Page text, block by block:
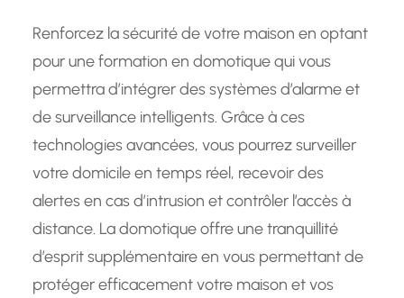
Renforcez la sécurité de votre maison en optant
pour une formation en domotique qui vous
permettra d’intégrer des systèmes d’alarme et
de surveillance intelligents. Grâce à ces
technologies avancées, vous pourrez surveiller
votre domicile en temps réel, recevoir des
alertes en cas d’intrusion et contrôler l’accès à
distance. La domotique offre une tranquillité
d’esprit supplémentaire en vous permettant de
protéger efficacement votre maison et vos